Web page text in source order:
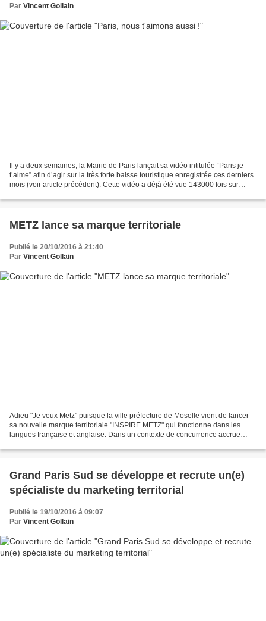
Par Vincent Gollain
Il y a deux semaines, la Mairie de Paris lançait sa vidéo intitulée “Paris je
t’aime” afin d’agir sur la très forte baisse touristique enregistrée ces derniers
mois (voir article précédent). Cette vidéo a déjà été vue 143000 fois sur
METZ lance sa marque territoriale
Publié le 20/10/2016 à 21:40
Par Vincent Gollain
Adieu "Je veux Metz" puisque la ville préfecture de Moselle vient de lancer
sa nouvelle marque territoriale "INSPIRE METZ" qui fonctionne dans les
langues française et anglaise. Dans un contexte de concurrence accrue
Grand Paris Sud se développe et recrute un(e)
spécialiste du marketing territorial
Publié le 19/10/2016 à 09:07
Par Vincent Gollain